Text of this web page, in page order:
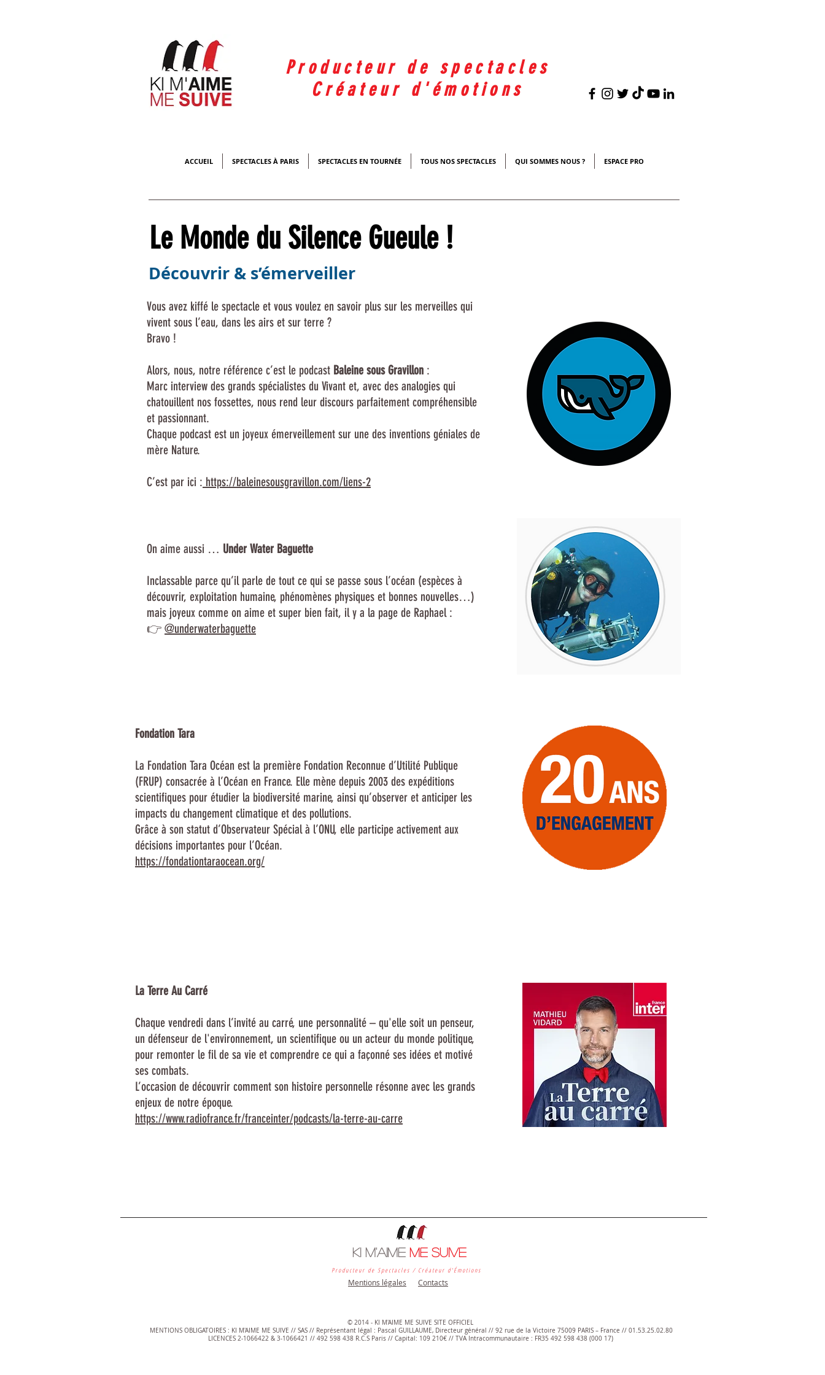
Producteur de spectacles
Créateur d'émotions
ACCUEIL SPECTACLES À PARIS SPECTACLES EN TOURNÉE TOUS NOS SPECTACLES QUI SOMMES NOUS ? ESPACE PRO
Le Monde du Silence Gueule !
Découvrir & s’émerveiller
Vous avez kiffé le spectacle et vous voulez en savoir plus sur les merveilles qui
vivent sous l’eau, dans les airs et sur terre ?
Bravo !
Alors, nous, notre référence c’est le podcast Baleine sous Gravillon :
Marc interview des grands spécialistes du Vivant et, avec des analogies qui
chatouillent nos fossettes, nous rend leur discours parfaitement compréhensible
et passionnant.
Chaque podcast est un joyeux émerveillement sur une des inventions géniales de
mère Nature.
C’est par ici : https://baleinesousgravillon.com/liens-2
On aime aussi … Under Water Baguette
Inclassable parce qu’il parle de tout ce qui se passe sous l’océan (espèces à
découvrir, exploitation humaine, phénomènes physiques et bonnes nouvelles…)
mais joyeux comme on aime et super bien fait, il y a la page de Raphael :
👉 @underwaterbaguette
Fondation Tara
La Fondation Tara Océan est la première Fondation Reconnue d’Utilité Publique
(FRUP) consacrée à l’Océan en France. Elle mène depuis 2003 des expéditions
scientifiques pour étudier la biodiversité marine, ainsi qu’observer et anticiper les
impacts du changement climatique et des pollutions.
Grâce à son statut d’Observateur Spécial à l’ONU, elle participe activement aux
décisions importantes pour l’Océan.
https://fondationtaraocean.org/
La Terre Au Carré
Chaque vendredi dans l’invité au carré, une personnalité – qu'elle soit un penseur,
un défenseur de l'environnement, un scientifique ou un acteur du monde politique,
pour remonter le fil de sa vie et comprendre ce qui a façonné ses idées et motivé
ses combats.
L’occasion de découvrir comment son histoire personnelle résonne avec les grands
enjeux de notre époque.
https://www.radiofrance.fr/franceinter/podcasts/la-terre-au-carre
KI M'AIME ME SUIVE
Producteur de Spectacles / Créateur d'Émotions
Mentions légales Contacts
© 2014 - KI M'AIME ME SUIVE SITE OFFICIEL
MENTIONS OBLIGATOIRES : KI M'AIME ME SUIVE // SAS // Représentant légal : Pascal GUILLAUME, Directeur général // 92 rue de la Victoire 75009 PARIS – France // 01.53.25.02.80
LICENCES 2-1066422 & 3-1066421 // 492 598 438 R.C.S Paris // Capital: 109 210€ // TVA Intracommunautaire : FR35 492 598 438 (000 17)